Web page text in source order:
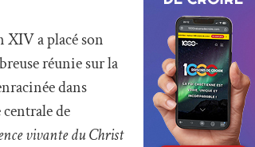
XIV a placé son
réunie sur la
dans
de
vivante du Christ